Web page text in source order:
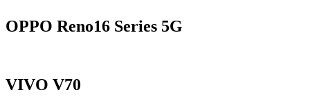
OPPO Reno16 Series 5G
VIVO V70